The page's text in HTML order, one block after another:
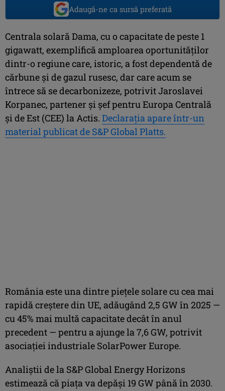
Adaugă-ne ca sursă preferată
Centrala solară Dama, cu o capacitate de peste 1
gigawatt, exemplifică amploarea oportunităților
dintr-o regiune care, istoric, a fost dependentă de
cărbune și de gazul rusesc, dar care acum se
întrece să se decarbonizeze, potrivit Jaroslavei
Korpanec, partener și șef pentru Europa Centrală
și de Est (CEE) la Actis. Declarația apare într-un
material publicat de S&P Global Platts.
România este una dintre piețele solare cu cea mai
rapidă creștere din UE, adăugând 2,5 GW în 2025 —
cu 45% mai multă capacitate decât în anul
precedent — pentru a ajunge la 7,6 GW, potrivit
asociației industriale SolarPower Europe.
Analiștii de la S&P Global Energy Horizons
estimează că piața va depăși 19 GW până în 2030.